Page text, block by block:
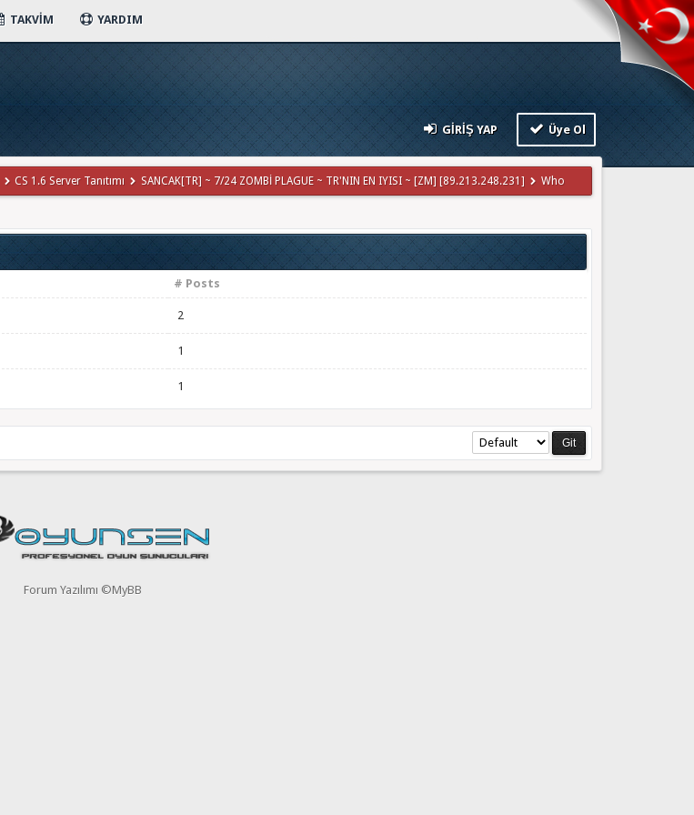
TAKVIM YARDIM
GIRIŞ YAP Üye Ol
CS 1.6 Server Tanıtımı SANCAK[TR] ~ 7/24 ZOMBİ PLAGUE ~ TR'NIN EN IYISI ~ [ZM] [89.213.248.231] Who
# Posts
2
1
1
Forum Yazılımı ©MyBB